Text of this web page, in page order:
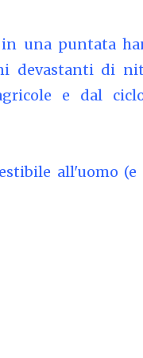
in una puntata
devastanti di
e dal
all'uomo (e